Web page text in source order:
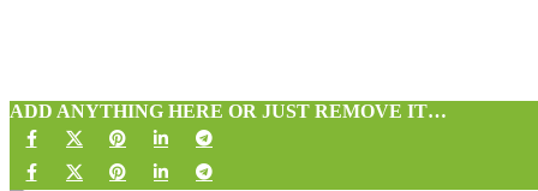
ADD ANYTHING HERE OR JUST REMOVE IT…